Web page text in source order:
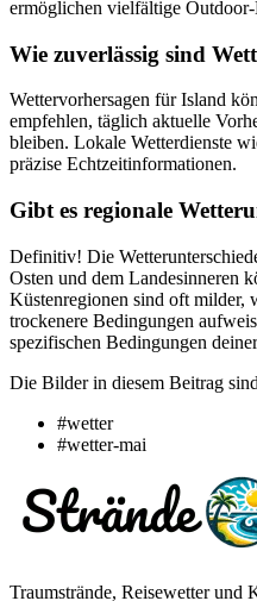
ermöglichen vielfältige Outdoor-
Wie zuverlässig sind
Wettervorhersagen für Island
empfehlen, täglich aktuelle
bleiben. Lokale Wetterdienste
präzise Echtzeitinformationen.
Gibt es regionale
Definitiv! Die
Osten und dem Landesinneren
Küstenregionen sind oft milder,
trockenere Bedingungen
spezifischen Bedingungen
Die Bilder in diesem Beitrag
#wetter
#wetter-mai
Traumstrände, Reisewetter und